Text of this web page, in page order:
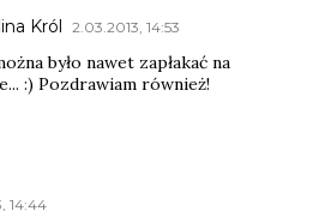
Król 2.03.2013, 14:53
było nawet zapłakać na
:) Pozdrawiam również!
14:44